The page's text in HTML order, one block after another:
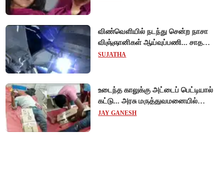
விண்வெளியில் நடந்து சென்ற நாசா
விஞ்ஞானிகள் ஆய்வுப்பணி... சாதனை
!
SUJATHA
உடைந்த காலுக்கு அட்டைப் பெட்டியால்
கட்டு... அரசு மருத்துவமனையில்
விநோத சிகிச்சை... அதிர்ச்சி வீடியோ!
JAY GANESH